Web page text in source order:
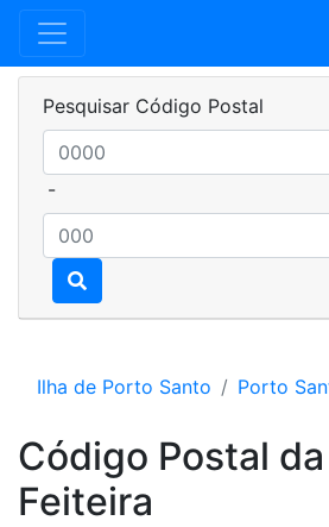
Pesquisar Código Postal
-
Ilha de Porto Santo Porto
Código Postal
Feiteira